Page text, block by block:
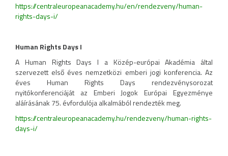
https://centraleuropeanacademy.hu/en/rendezveny/human-
rights-days-i/
Human Rights Days I
A Human Rights Days I a Közép-európai Akadémia által
szervezett első éves nemzetközi emberi jogi konferencia. Az
éves Human Rights Days rendezvénysorozat
nyitókonferenciáját az Emberi Jogok Európai Egyezménye
aláírásának 75. évfordulója alkalmából rendezték meg.
https://centraleuropeanacademy.hu/rendezveny/human-rights-
days-i/